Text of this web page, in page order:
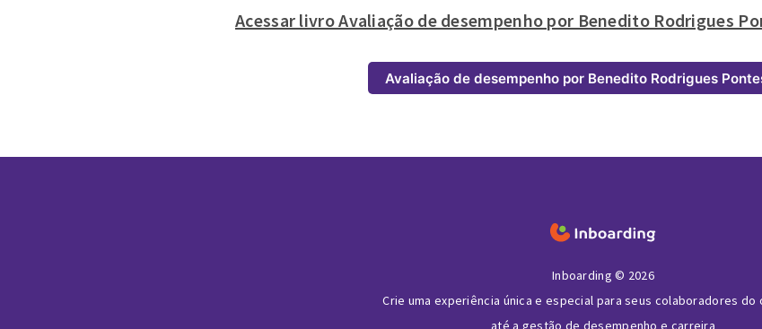
Acessar livro Avaliação de desempenho por Benedito Rodrigues
Avaliação de desempenho por Benedito Rodrigues
Inboarding © 2026
Crie uma experiência única e especial para seus colaboradores do